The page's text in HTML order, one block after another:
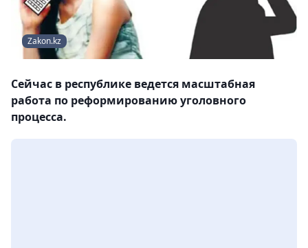
Zakon.kz
Сейчас в республике ведется масштабная
работа по реформированию уголовного
процесса.